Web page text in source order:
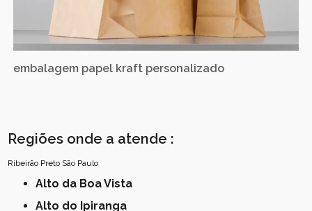
embalagem papel kraft personalizado
Regiões onde a atende :
Ribeirão Preto São Paulo
Alto da Boa Vista
Alto do Ipiranga